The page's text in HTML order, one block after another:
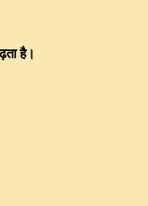
है।